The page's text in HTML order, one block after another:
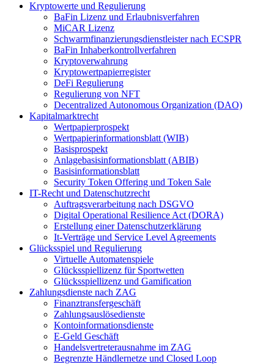
Kryptowerte und Regulierung
BaFin Lizenz und Erlaubnisverfahren
MiCAR Lizenz
Schwarmfinanzierungsdienstleister nach ECSPR
BaFin Inhaberkontrollverfahren
Kryptoverwahrung
Kryptowertpapierregister
DeFi Regulierung
Regulierung von NFT
Decentralized Autonomous Organization (DAO)
Kapitalmarktrecht
Wertpapierprospekt
Wertpapierinformationsblatt (WIB)
Basisprospekt
Anlagebasisinformationsblatt (ABIB)
Basisinformationsblatt
Security Token Offering und Token Sale
IT-Recht und Datenschutzrecht
Auftragsverarbeitung nach DSGVO
Digital Operational Resilience Act (DORA)
Erstellung einer Datenschutzerklärung
It-Verträge und Service Level Agreements
Glücksspiel und Regulierung
Virtuelle Automatenspiele
Glücksspiellizenz für Sportwetten
Glücksspiellizenz und Gamification
Zahlungsdienste nach ZAG
Finanztransfergeschäft
Zahlungsauslösedienste
Kontoinformationsdienste
E-Geld Geschäft
Handelsvertreterausnahme im ZAG
Begrenzte Händlernetze und Closed Loop